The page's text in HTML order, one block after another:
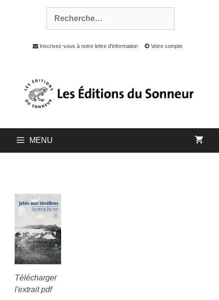
Inscrivez-vous à notre lettre d'information Votre compte
MENU
Télécharger
l'extrait pdf